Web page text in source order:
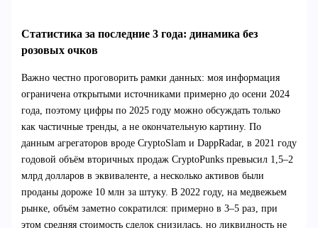
Статистика за последние 3 года: динамика без
розовых очков
Важно честно проговорить рамки данных: моя информация
ограничена открытыми источниками примерно до осени 2024
года, поэтому цифры по 2025 году можно обсуждать только
как частичные тренды, а не окончательную картину. По
данным агрегаторов вроде CryptoSlam и DappRadar, в 2021 году
годовой объём вторичных продаж CryptoPunks превысил 1,5–2
млрд долларов в эквиваленте, а несколько активов были
проданы дороже 10 млн за штуку. В 2022 году, на медвежьем
рынке, объём заметно сократился: примерно в 3–5 раз, при
этом средняя стоимость сделок снизилась, но ликвидность не